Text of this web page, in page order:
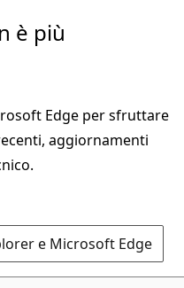
è più
Edge per sfruttare
aggiornamenti
e Microsoft Edge